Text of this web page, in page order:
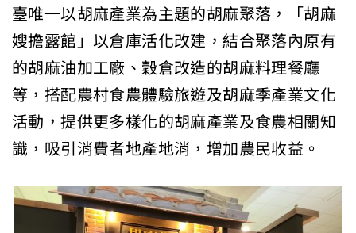
臺唯一以胡麻產業為主題的胡麻聚落，「胡麻
嫂擔露館」以倉庫活化改建，結合聚落內原有
的胡麻油加工廠、穀倉改造的胡麻料理餐廳
等，搭配農村食農體驗旅遊及胡麻季產業文化
活動，提供更多樣化的胡麻產業及食農相關知
識，吸引消費者地產地消，增加農民收益。